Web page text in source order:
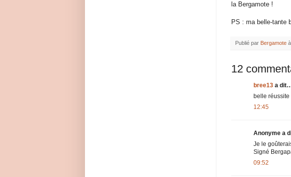
la Bergamote !
PS : ma belle-tante
Publié par Bergamote à
12
bree13 a
belle réussite
12:45
Anonyme a
Je le
Signé
09:52